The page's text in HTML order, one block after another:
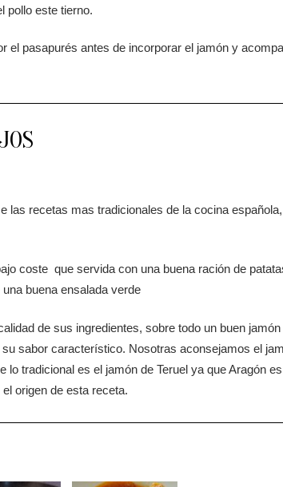
pollo este tierno.
el pasapurés antes de incorporar el jamón y
las recetas mas tradicionales de la cocina
coste que servida con una buena ración de
buena ensalada verde
de sus ingredientes, sobre todo un buen
sabor característico. Nosotras aconsejamos el
lo tradicional es el jamón de Teruel ya que Aragón
origen de esta receta.